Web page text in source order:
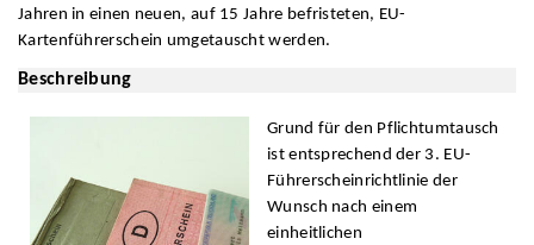
Jahren in einen neuen, auf 15 Jahre befristeten, EU-
Kartenführerschein umgetauscht werden.
Beschreibung
Grund für den Pflichtumtausch
ist entsprechend der 3. EU-
Führerscheinrichtlinie der
Wunsch nach einem
einheitlichen